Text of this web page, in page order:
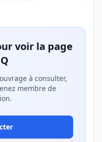
voir la page
à consulter,
membre de